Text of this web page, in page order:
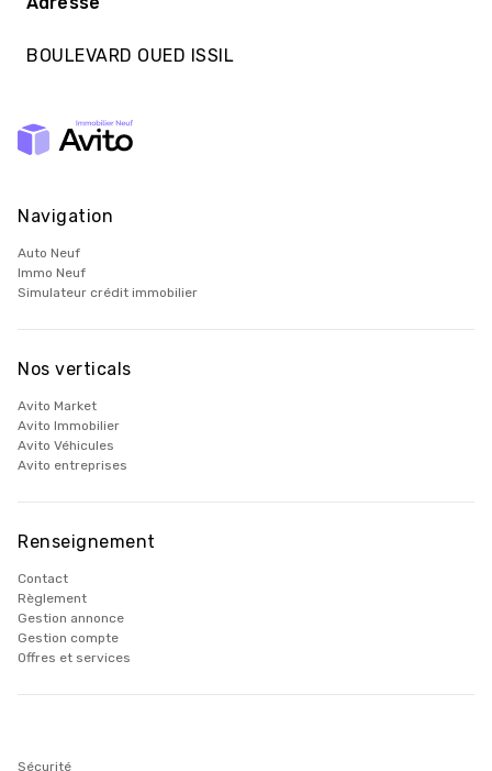
BOULEVARD OUED ISSIL
Navigation
Auto Neuf
Immo Neuf
Simulateur crédit immobilier
Nos verticals
Avito Market
Avito Immobilier
Avito Véhicules
Avito entreprises
Renseignement
Contact
Règlement
Gestion annonce
Gestion compte
Offres et services
Sécurité